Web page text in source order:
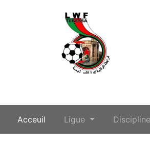
Acceuil (current)
Ligue Discipline